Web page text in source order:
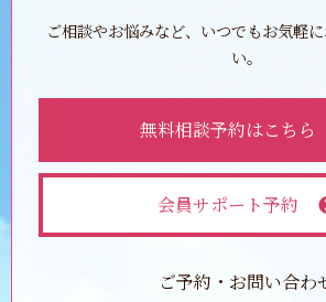
ご相談やお悩みなど、いつでもお気軽
い。
無料相談予約はこちら
会員サポート予約
ご予約・お問い合わ